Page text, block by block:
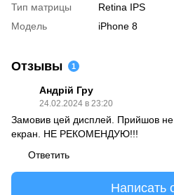
Тип матрицы
Retina IPS
Модель
iPhone 8
Отзывы 1
Андрій Гру
24.02.2024 в 23:20
Замовив цей дисплей. Прийшов
екран. НЕ РЕКОМЕНДУЮ!!!
Ответить
Написать